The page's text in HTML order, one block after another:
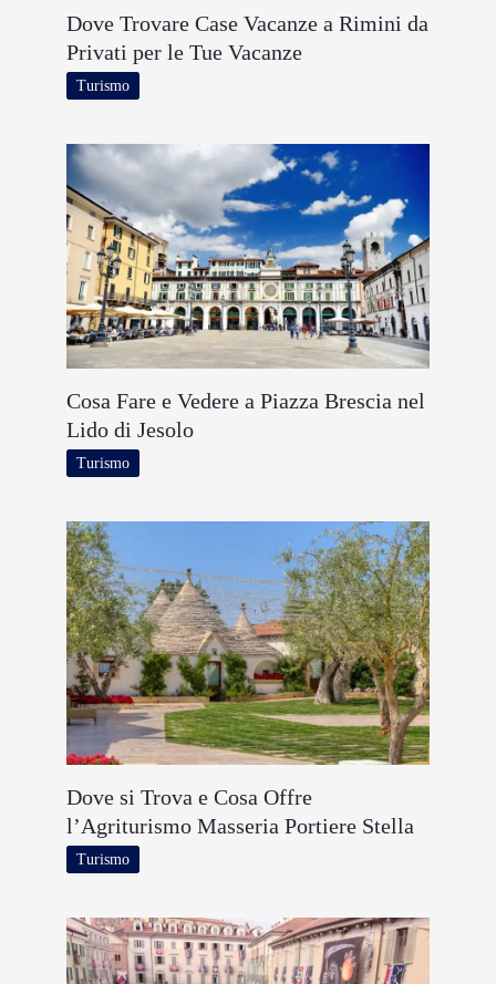
Dove Trovare Case Vacanze a Rimini da
Privati per le Tue Vacanze
Turismo
Cosa Fare e Vedere a Piazza Brescia nel
Lido di Jesolo
Turismo
Dove si Trova e Cosa Offre
l’Agriturismo Masseria Portiere Stella
Turismo